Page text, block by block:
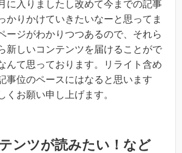
に入りましたし改めて今までの記事
かりかけていきたいなーと思ってま
ージがわかりつつあるので、それら
新しいコンテンツを届けることがで
んて思っております。リライト含め
事位のペースにはなると思います
くお願い申し上げます。
ンツが読みたい！など